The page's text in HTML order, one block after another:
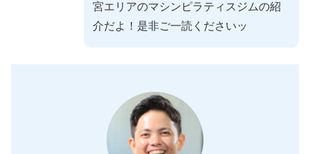
宮エリアのマシンピラティスジムの紹
介だよ！是非ご一読くださいッ